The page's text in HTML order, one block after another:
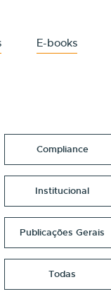
E-books
Compliance
Institucional
Publicações Gerais
Todas